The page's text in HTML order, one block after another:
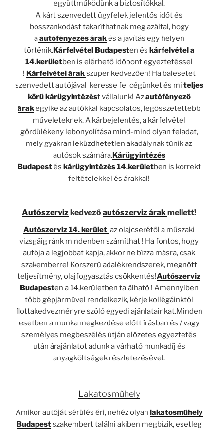
együttműködünk a biztosítókkal.
A kárt szenvedett ügyfelek jelentős időt és
bosszankodást takaríthatnak meg azáltal, hogy
aautófényezés árakés a javítás egy helyen
történik.Kárfelvétel Budapesten és kárfelvétel a
14.kerületben is elérhető időpont egyeztetéssel
! Kárfelvétel árakszuper kedvezően! Ha balesetet
szenvedett autójával keresse fel cégünket és mi teljes
körű kárügyintézést vállalunk! Azautófényező
árakegyike az autókkal kapcsolatos, legösszetettebb
műveleteknek. A kárbejelentés, a kárfelvétel
gördülékeny lebonyolítása mind-mind olyan feladat,
mely gyakran leküzdhetetlen akadálynak tűnik az
autósok számára.Kárügyintézés
Budapestés kárügyintézés 14.kerületben is korrekt
feltételekkel és árakkal!
Autószerviz kedvezőautószerviz árak mellett!
Autószerviz 14. kerület az olajcserétől a műszaki
vizsgáig ránk mindenben számíthat ! Ha fontos, hogy
autója a legjobbat kapja, akkor ne bízza másra, csak
szakemberre! Korszerű adalékrendszerek, megnőtt
teljesítmény, olajfogyasztás csökkentés!Autószerviz
Budapesten a 14.kerületben található ! Amennyiben
több gépjárművel rendelkezik, kérje kollégáinktól
flottakedvezményre szóló egyedi ajánlatainkat.Minden
esetben a munka megkezdése előtt írásban és / vagy
személyes megbeszélés útján előzetes egyeztetés
után árajánlatot adunk a várható munkadíj és
anyagköltségek részletezésével.
Lakatosműhely
Amikor autóját sérülés éri, nehéz olyan lakatosműhely
Budapestszakembert találni akiben megbízik, esetleg